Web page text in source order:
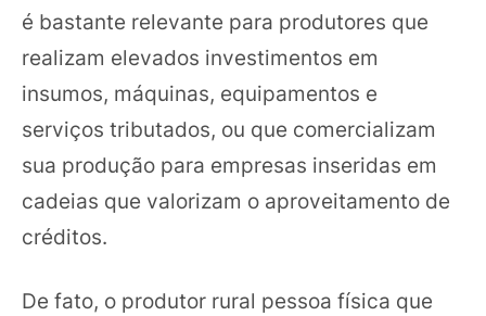
é bastante relevante para produtores que
realizam elevados investimentos em
insumos, máquinas, equipamentos e
serviços tributados, ou que comercializam
sua produção para empresas inseridas em
cadeias que valorizam o aproveitamento de
créditos.
De fato, o produtor rural pessoa física que